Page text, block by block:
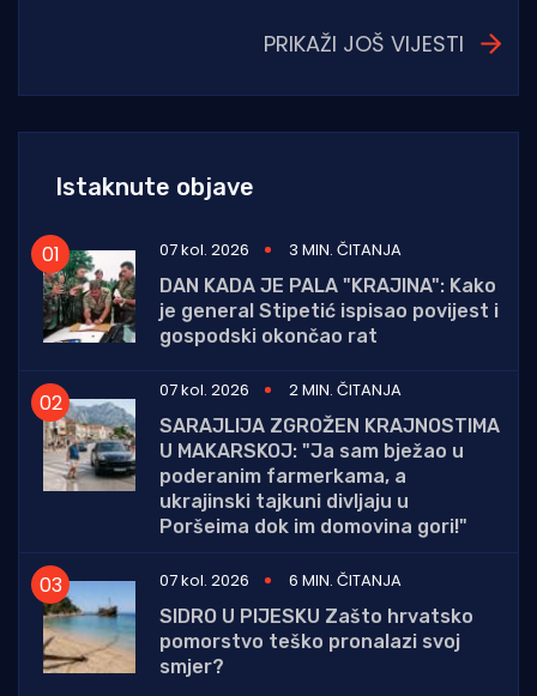
PRIKAŽI JOŠ VIJESTI
Istaknute objave
07 kol. 2026
3 MIN. ČITANJA
DAN KADA JE PALA "KRAJINA": Kako
je general Stipetić ispisao povijest i
gospodski okončao rat
07 kol. 2026
2 MIN. ČITANJA
SARAJLIJA ZGROŽEN KRAJNOSTIMA
U MAKARSKOJ: "Ja sam bježao u
poderanim farmerkama, a
ukrajinski tajkuni divljaju u
Poršeima dok im domovina gori!"
07 kol. 2026
6 MIN. ČITANJA
SIDRO U PIJESKU Zašto hrvatsko
pomorstvo teško pronalazi svoj
smjer?